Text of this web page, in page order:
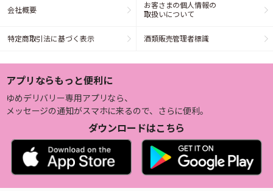
会社概要
お客さまの個人情報の
取扱いについて
特定商取引法に基づく表示 酒類販売管理者標識
アプリならもっと便利に
ゆめデリバリー専用アプリなら、
メッセージの通知がスマホに来るので、さらに便利。
ダウンロードはこちら